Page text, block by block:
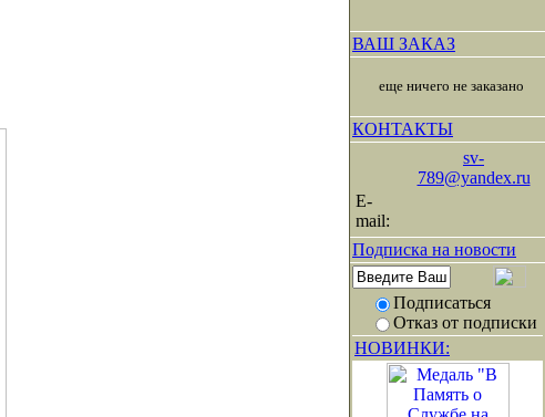
ВАШ ЗАКАЗ
еще ничего не заказано
КОНТАКТЫ
sv-
789@yandex.ru
E-
mail:
Подписка на новости
Подписаться
Отказ от подписки
НОВИНКИ: